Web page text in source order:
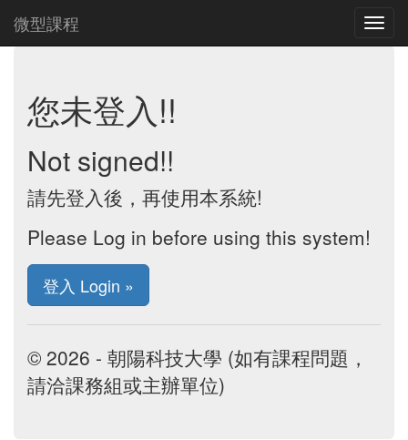
微型課程
您未登入!!
Not signed!!
請先登入後，再使用本系統!
Please Log in before using this system!
登入 Login »
© 2026 - 朝陽科技大學 (如有課程問題，
請洽課務組或主辦單位)